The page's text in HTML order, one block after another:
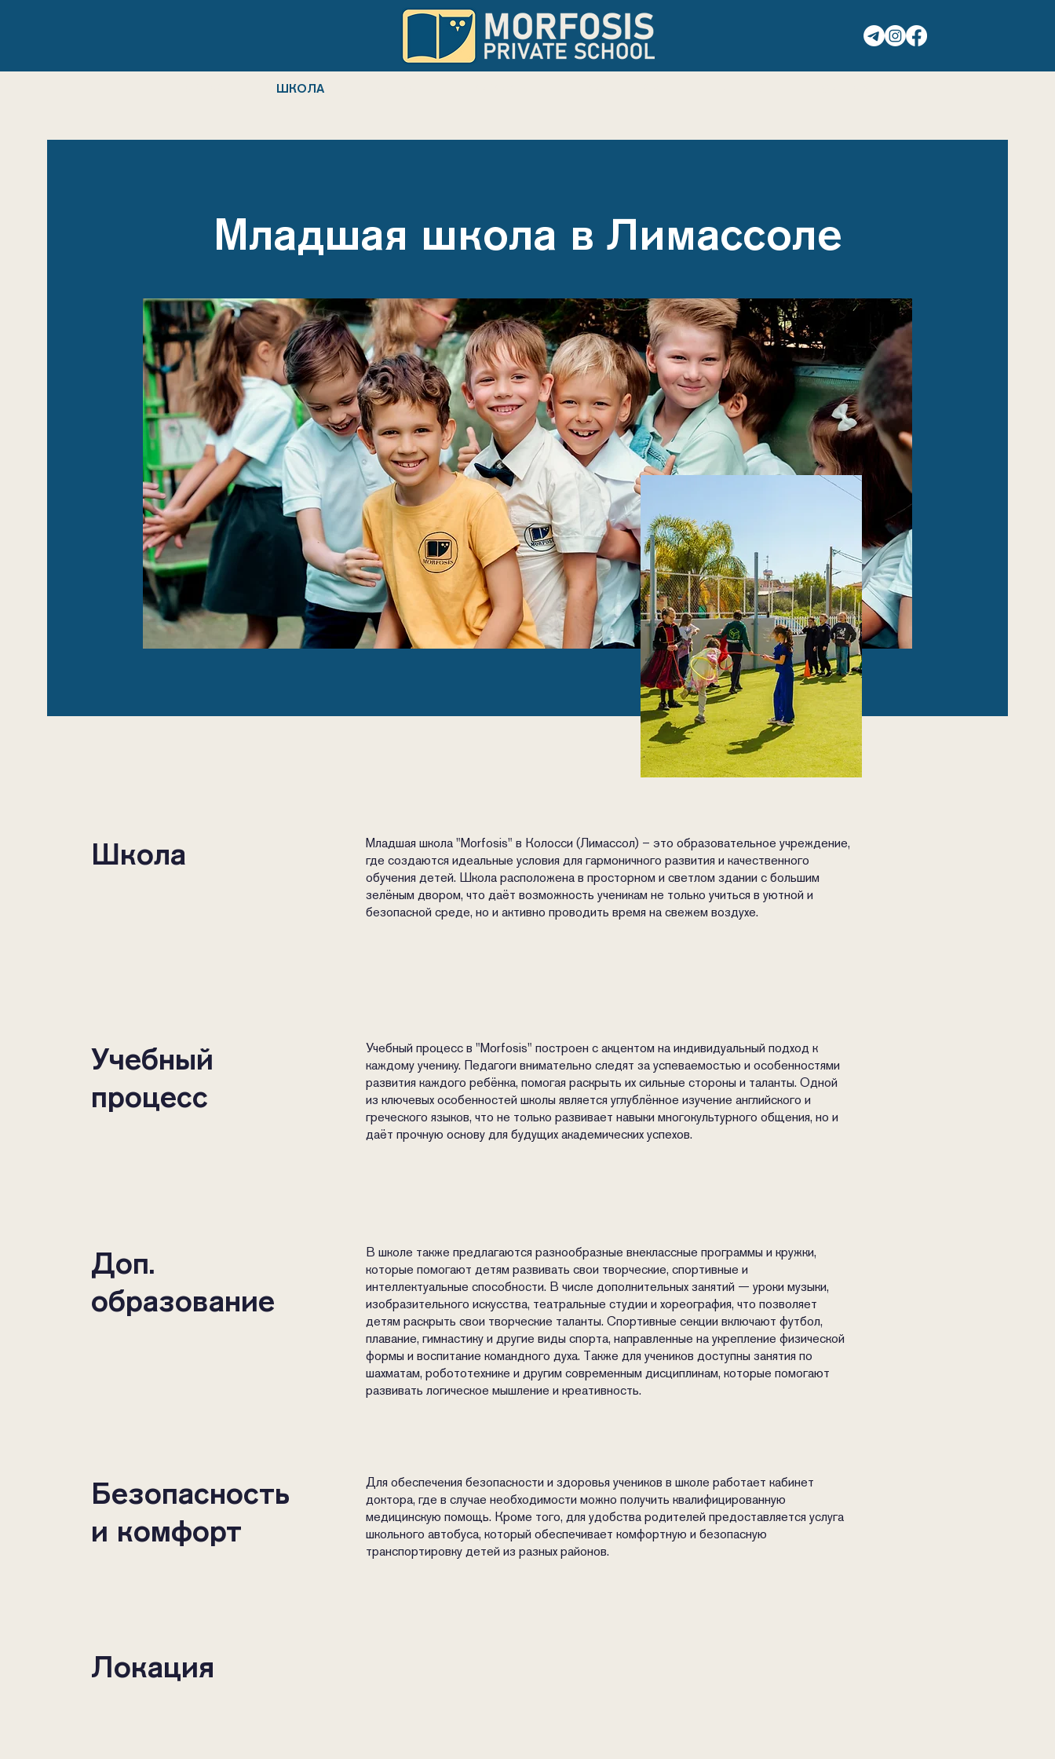
ШКОЛА
Младшая школа в Лимассоле
Школа
Младшая школа "Morfosis" в Колосси (Лимассол) – это образовательное учреждение,
где создаются идеальные условия для гармоничного развития и качественного
обучения детей. Школа расположена в просторном и светлом здании с большим
зелёным двором, что даёт возможность ученикам не только учиться в уютной и
безопасной среде, но и активно проводить время на свежем воздухе.
Учебный
процесс
Учебный процесс в "Morfosis" построен с акцентом на индивидуальный подход к
каждому ученику. Педагоги внимательно следят за успеваемостью и особенностями
развития каждого ребёнка, помогая раскрыть их сильные стороны и таланты. Одной
из ключевых особенностей школы является углублённое изучение английского и
греческого языков, что не только развивает навыки многокультурного общения, но и
даёт прочную основу для будущих академических успехов.
Доп.
образование
В школе также предлагаются разнообразные внеклассные программы и кружки,
которые помогают детям развивать свои творческие, спортивные и
интеллектуальные способности. В числе дополнительных занятий — уроки музыки,
изобразительного искусства, театральные студии и хореография, что позволяет
детям раскрыть свои творческие таланты. Спортивные секции включают футбол,
плавание, гимнастику и другие виды спорта, направленные на укрепление физической
формы и воспитание командного духа. Также для учеников доступны занятия по
шахматам, робототехнике и другим современным дисциплинам, которые помогают
развивать логическое мышление и креативность.
Безопасность
и комфорт
Для обеспечения безопасности и здоровья учеников в школе работает кабинет
доктора, где в случае необходимости можно получить квалифицированную
медицинскую помощь. Кроме того, для удобства родителей предоставляется услуга
школьного автобуса, который обеспечивает комфортную и безопасную
транспортировку детей из разных районов.
Локация